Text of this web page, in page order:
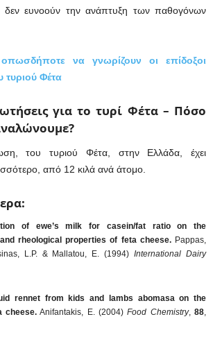
δεν ευνοούν την ανάπτυξη των παθογόνων
να γνωρίζουν οι επίδοξοι
τυριού Φέτα
για το τυρί Φέτα – Πόσο
του τυριού Φέτα, στην Ελλάδα, έχει
από 12 κιλά ανά άτομο.
of ewe’s milk for casein/fat ratio on the
rheological properties of feta cheese.Pappas,
L.P. & Mallatou, E. (1994)International Dairy
rennet from kids and lambs abomasa on the
cheese. Anifantakis, E. (2004)Food Chemistry,88,